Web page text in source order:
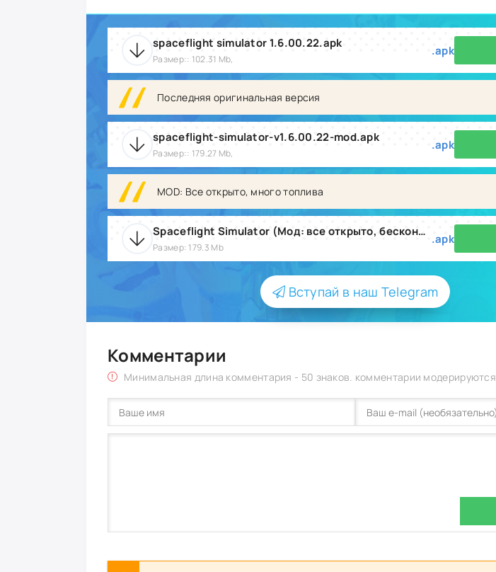
spaceflight simulator 1.6.00.22.apk
Размер:: 102.31 Mb,
.apk
Последняя оригинальная версия
spaceflight-simulator-v1.6.00.22-mod.apk
Размер:: 179.27 Mb,
.apk
MOD: Все открыто, много топлива
Spaceflight Simulator (Мод: все открыто, бесконечное топливо) v1.6.00.22
Размер: 179.3 Mb
.apk
Вступай в наш Telegram
Комментарии
Минимальная длина комментария - 50 знаков. комментарии модерируются